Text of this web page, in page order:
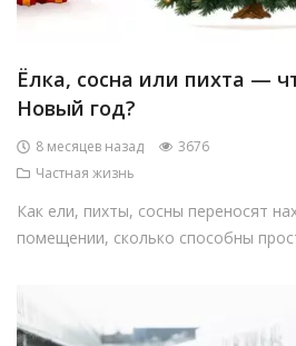
Ёлка, сосна или пихта —
Новый год?
8 месяцев назад
3676
Частная жизнь
Как ели, пихты, сосны переносят
помещении, сколько способны